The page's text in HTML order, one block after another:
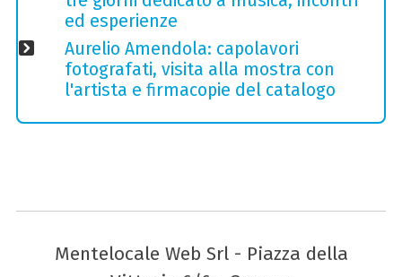
ed esperienze
Aurelio Amendola: capolavori
fotografati, visita alla mostra con
l'artista e firmacopie del catalogo
Mentelocale Web Srl - Piazza della